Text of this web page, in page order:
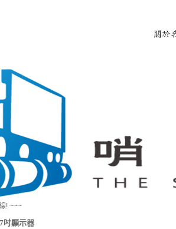
7吋顯示器